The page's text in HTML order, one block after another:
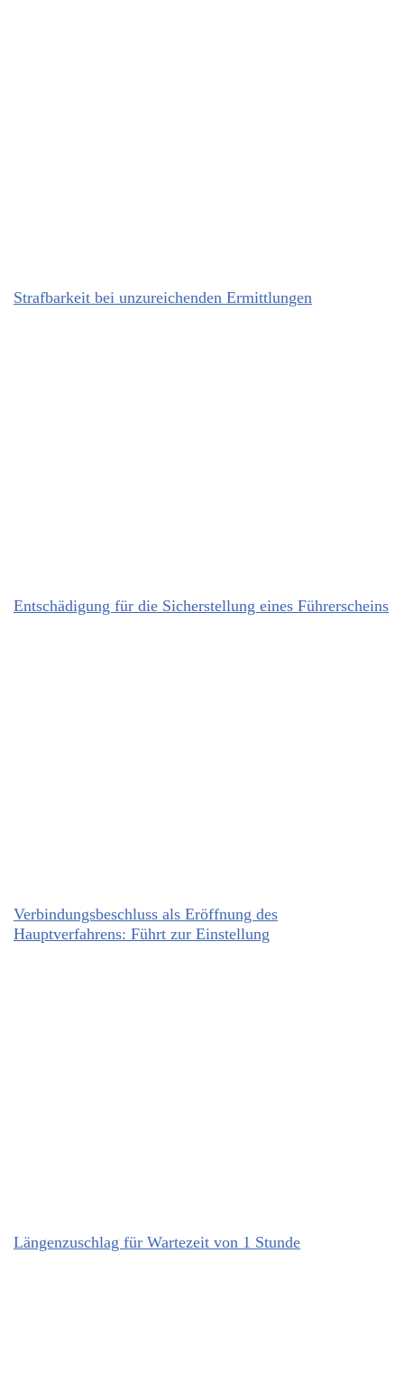
Strafbarkeit bei unzureichenden Ermittlungen
Entschädigung für die Sicherstellung eines Führerscheins
Verbindungsbeschluss als Eröffnung des
Hauptverfahrens: Führt zur Einstellung
Längenzuschlag für Wartezeit von 1 Stunde